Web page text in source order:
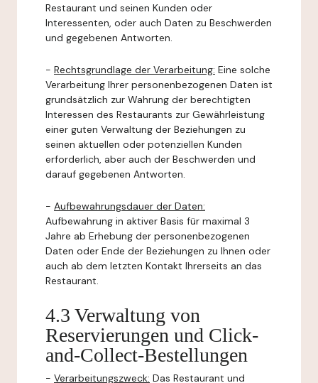
Restaurant und seinen Kunden oder
Interessenten, oder auch Daten zu Beschwerden
und gegebenen Antworten.
- Rechtsgrundlage der Verarbeitung: Eine solche
Verarbeitung Ihrer personenbezogenen Daten ist
grundsätzlich zur Wahrung der berechtigten
Interessen des Restaurants zur Gewährleistung
einer guten Verwaltung der Beziehungen zu
seinen aktuellen oder potenziellen Kunden
erforderlich, aber auch der Beschwerden und
darauf gegebenen Antworten.
- Aufbewahrungsdauer der Daten:
Aufbewahrung in aktiver Basis für maximal 3
Jahre ab Erhebung der personenbezogenen
Daten oder Ende der Beziehungen zu Ihnen oder
auch ab dem letzten Kontakt Ihrerseits an das
Restaurant.
4.3 Verwaltung von
Reservierungen und Click-
and-Collect-Bestellungen
- Verarbeitungszweck: Das Restaurant und